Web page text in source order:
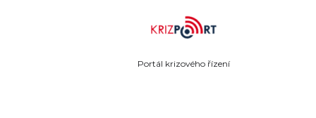
Portál krizového řízení